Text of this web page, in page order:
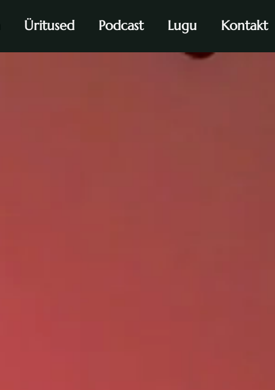
Üritused Podcast Lugu Kontakt